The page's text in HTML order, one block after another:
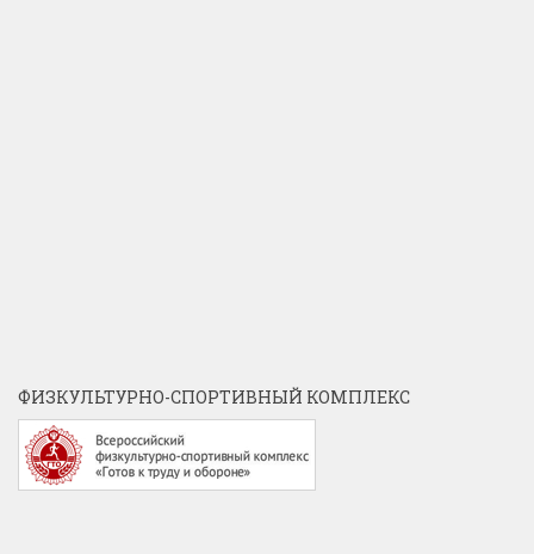
ФИЗКУЛЬТУРНО-СПОРТИВНЫЙ КОМПЛЕКС